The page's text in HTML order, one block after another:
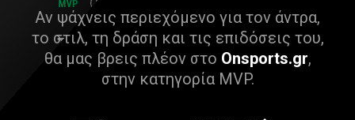
Αν ψάχνεις περιεχόμενο για τον άντρα,
το στιλ, τη δράση και τις επιδόσεις του,
θα μας βρεις πλέον στο Onsports.gr,
στην κατηγορία MVP.